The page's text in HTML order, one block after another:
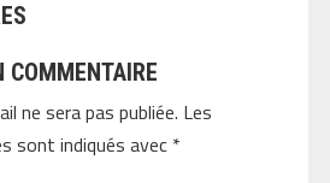
COMMENTAIRE
ne sera pas publiée. Les
sont indiqués avec *